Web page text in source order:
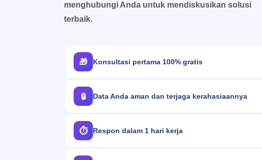
menghubungi Anda untuk mendiskusikan solusi
terbaik.
🎁 Konsultasi pertama 100% gratis
🔒 Data Anda aman dan terjaga kerahasiaannya
⏱️ Respon dalam 1 hari kerja